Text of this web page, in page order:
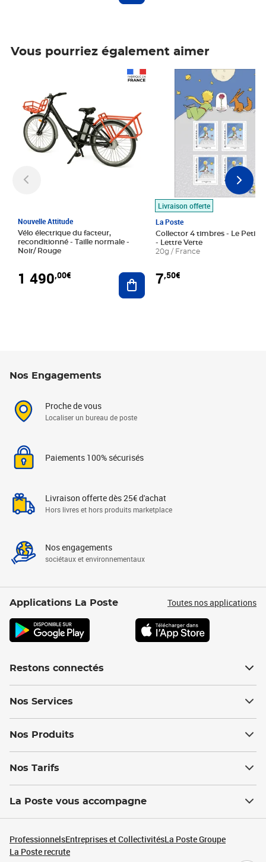
Vous pourriez également aimer
Nouvelle Attitude
Vélo électrique du facteur,
reconditionné - Taille normale -
Noir/ Rouge
1 490,00€ Ajouter au panier
Livraison offerte
La Poste
Collector 4 timbres - Le Petit
- Lettre Verte
20g / France
7,50€
Prix 7,50€
Nos Engagements
Proche de vous
Localiser un bureau de poste
Paiements 100% sécurisés
Livraison offerte dès 25€ d'achat
Hors livres et hors produits marketplace
Nos engagements
sociétaux et environnementaux
Applications La Poste Toutes nos applications
Restons connectés
Nos Services
Nos Produits
Nos Tarifs
La Poste vous accompagne
ProfessionnelsEntreprises et CollectivitésLa Poste Groupe
La Poste recrute